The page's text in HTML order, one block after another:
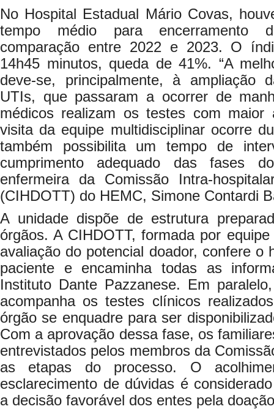
No Hospital Estadual Mário Covas,
tempo médio para encerramento
comparação entre 2022 e 2023. O
14h45 minutos, queda de 41%. “A
deve-se, principalmente, à ampliação
UTIs, que passaram a ocorrer de
médicos realizam os testes com maior
visita da equipe multidisciplinar ocorre
também possibilita um tempo de
cumprimento adequado das fases
enfermeira da Comissão Intra-
(CIHDOTT) do HEMC, Simone Contardi
A unidade dispõe de estrutura
órgãos. A CIHDOTT, formada por
avaliação do potencial doador, confere o
paciente e encaminha todas as
Instituto Dante Pazzanese. Em
acompanha os testes clínicos
órgão se enquadre para ser
Com a aprovação dessa fase, os
entrevistados pelos membros da
as etapas do processo. O
esclarecimento de dúvidas é
a decisão favorável dos entes pela